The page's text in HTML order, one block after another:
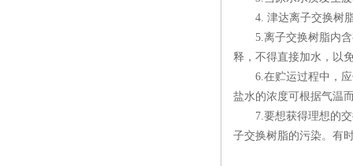
4. 津达离子交换树脂
5.离子交换树脂内含
释，不得直接加水，以
6.在贮运过程中，应
盐水的浓度可根据气温
7.要想获得理想的交
子交换树脂的污染。有